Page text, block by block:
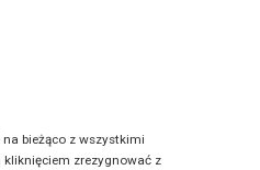
bieżąco z wszystkimi
zrezygnować z